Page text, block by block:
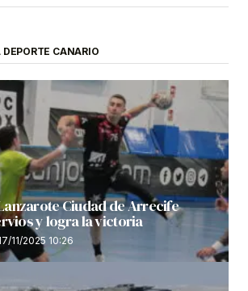
CANARIO
Ciudad de Arrecife
y logra la victoria
11/2025 10:26